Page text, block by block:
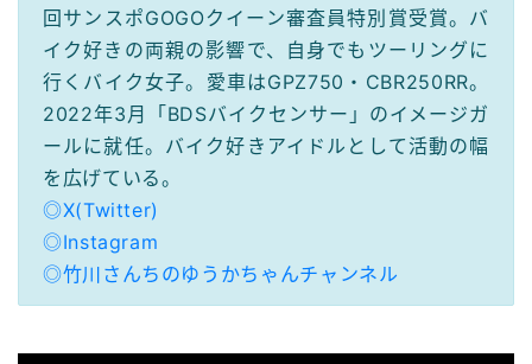
回サンスポGOGOクイーン審査員特別賞受賞。バ
イク好きの両親の影響で、自身でもツーリングに
行くバイク女子。愛車はGPZ750・CBR250RR。
2022年3月「BDSバイクセンサー」のイメージガ
ールに就任。バイク好きアイドルとして活動の幅
を広げている。
◎X(Twitter)
◎Instagram
◎竹川さんちのゆうかちゃんチャンネル